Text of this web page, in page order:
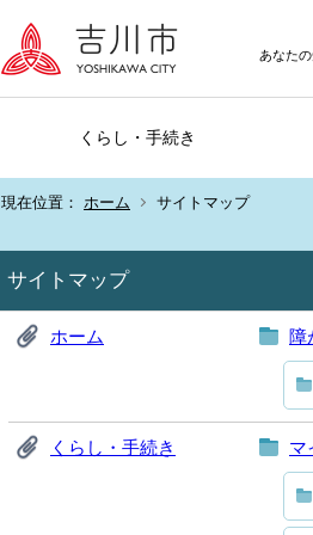
あなた
くらし・手続き
現在位置： ホーム サイトマップ
サイトマップ
ホーム 障
くらし・手続き マ